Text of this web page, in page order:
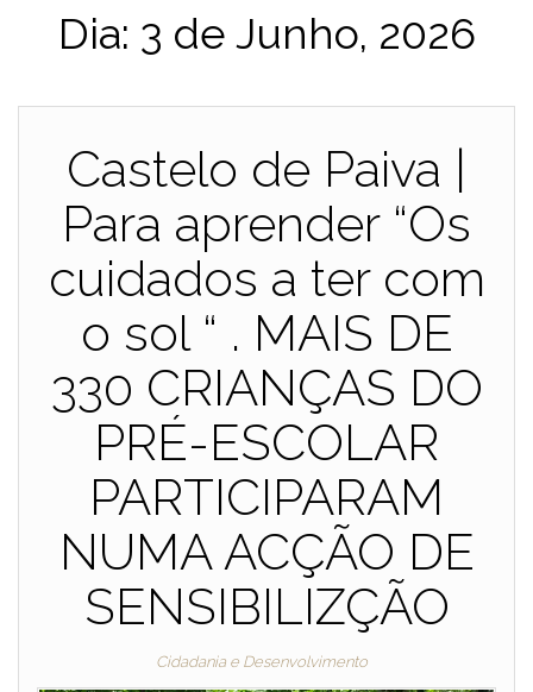
Dia: 3 de Junho, 2026
Castelo de Paiva |
Para aprender “Os
cuidados a ter com
o sol “ . MAIS DE
330 CRIANÇAS DO
PRÉ-ESCOLAR
PARTICIPARAM
NUMA ACÇÃO DE
SENSIBILIZÇÃO
Cidadania e Desenvolvimento